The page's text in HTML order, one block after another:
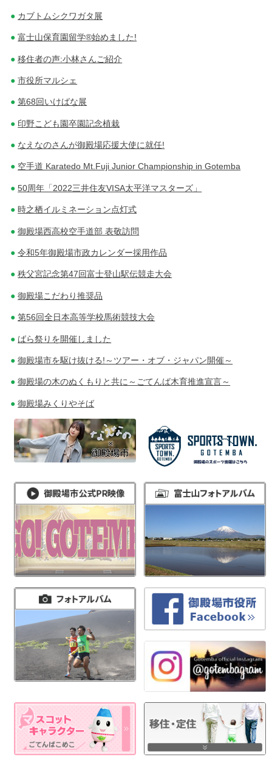
カブトムシクワガタ展
富士山保育園留学®始めました!
移住者の声:小林さんご紹介
市役所マルシェ
第68回いけばな展
印野こども園卒園記念植栽
なえなのさんが御殿場応援大使に就任!
空手道 Karatedo Mt.Fuji Junior Championship in Gotemba
50周年「2022三井住友VISA太平洋マスターズ」
時之栖イルミネーション点灯式
御殿場西高校空手道部 表敬訪問
令和5年御殿場市政カレンダー採用作品
秩父宮記念第47回富士登山駅伝競走大会
御殿場こだわり推奨品
第56回全日本高等学校馬術競技大会
ばら祭りを開催しました
御殿場市を駆け抜ける!～ツアー・オブ・ジャパン開催～
御殿場の木のぬくもりと共に～ごてんば木育推進宣言～
御殿場みくりやそば